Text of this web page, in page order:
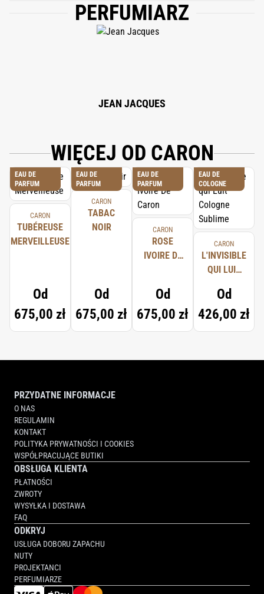
ALCOHOL DENAT., FRAGRANCE/PARFUM, WATER/AQUA, ETHYLHEXYL
METHOXYCINNAMATE, ETHYLHEXYL SALICYLATE, LIMONENE, BUTYL
METHOXYDIBENZOYLMETHANE, LINALOOL, CITRONELLOL, ALPHA-
PERFUMIARZ
JEAN JACQUES
WIĘCEJ OD CARON
EAU DE
PARFUM
CARON
TUBÉREUSE
MERVEILLEUSE
Od
675,00 zł
EAU DE
PARFUM
CARON
TABAC
NOIR
Od
675,00 zł
EAU DE
PARFUM
CARON
ROSE
IVOIRE DE
Od
675,00 zł
EAU DE
COLOGNE
CARON
L'INVISIBLE
QUI LUIT
SUBLIME
Od
426,00 zł
PRZYDATNE INFORMACJE
O NAS
REGULAMIN
KONTAKT
POLITYKA PRYWATNOŚCI I COOKIES
WSPÓŁPRACUJĄCE BUTIKI
OBSŁUGA KLIENTA
PŁATNOŚCI
ZWROTY
WYSYŁKA I DOSTAWA
FAQ
ODKRYJ
USŁUGA DOBORU ZAPACHU
NUTY
PROJEKTANCI
PERFUMIARZE